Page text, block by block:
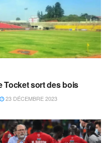
Tocket sort des bois
23 DÉCEMBRE 2023